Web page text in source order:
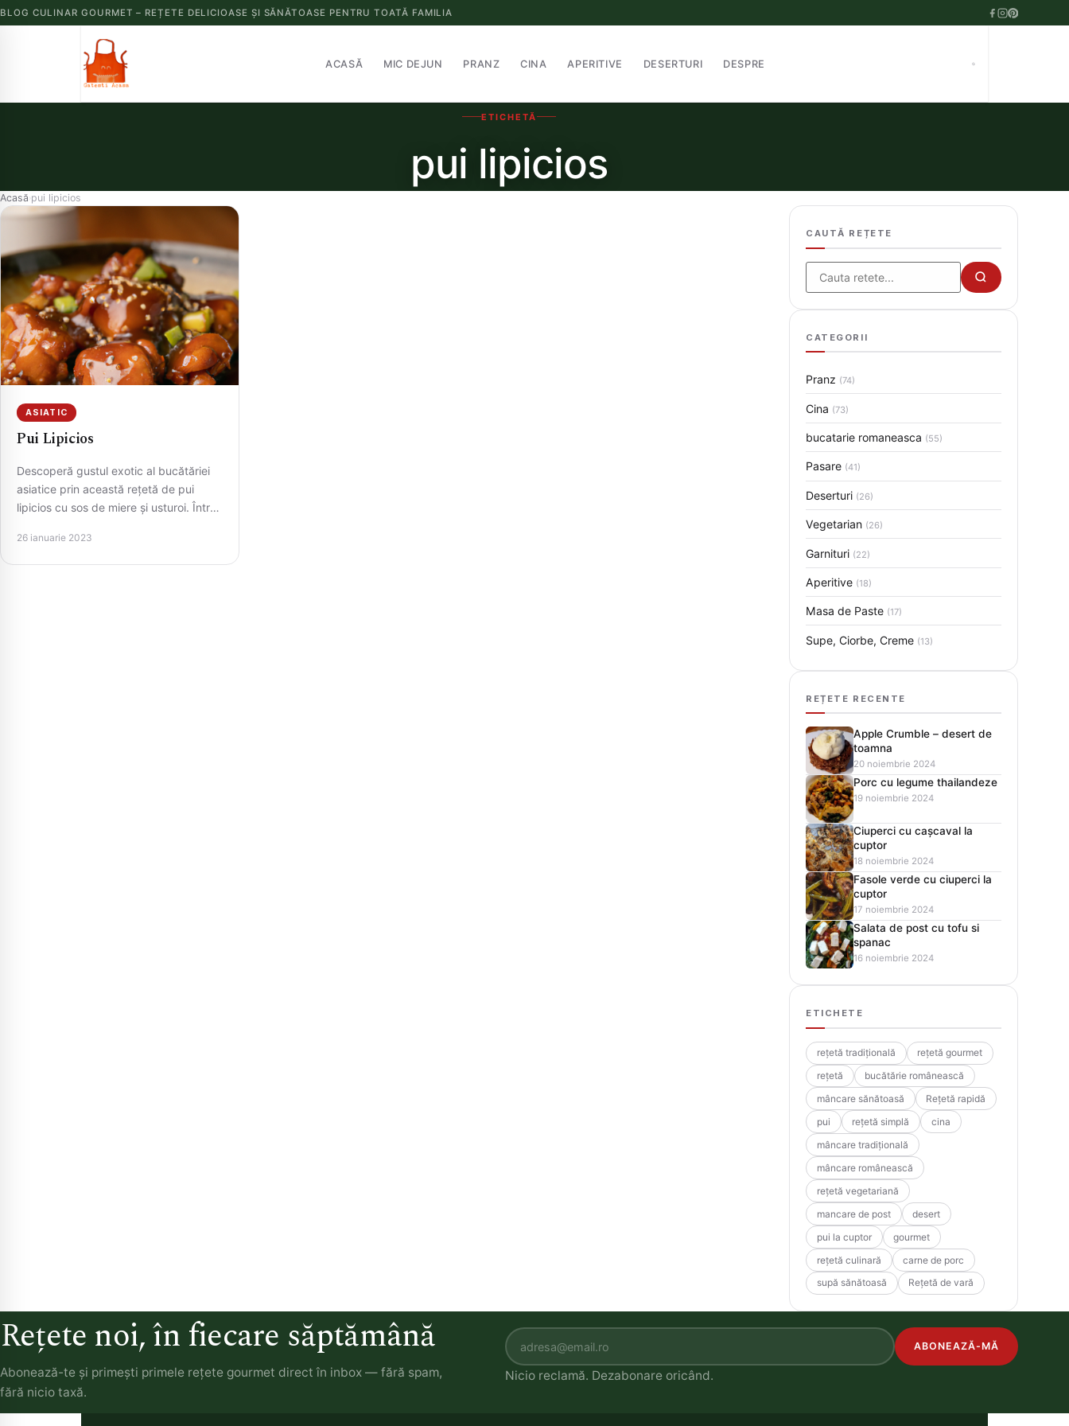
BLOG CULINAR GOURMET – REȚETE DELICIOASE ȘI SĂNĂTOASE PENTRU TOATĂ FAMILIA
ACASĂ MIC DEJUN PRANZ CINA APERITIVE DESERTURI DESPRE
ETICHETĂ
pui lipicios
Acasă›pui lipicios
ASIATIC
Pui Lipicios
Descoperă gustul exotic al bucătăriei
asiatice prin această rețetă de pui
lipicios cu sos de miere și usturoi. Într-
26 ianuarie 2023
CAUTĂ REȚETE
Cauta
CATEGORII
Pranz (74)
Cina (73)
bucatarie romaneasca (55)
Pasare (41)
Deserturi (26)
Vegetarian (26)
Garnituri (22)
Aperitive (18)
Masa de Paste (17)
Supe, Ciorbe, Creme (13)
REȚETE RECENTE
Apple Crumble – desert de
toamna
20 noiembrie 2024
Porc cu legume thailandeze
19 noiembrie 2024
Ciuperci cu cașcaval la
cuptor
18 noiembrie 2024
Fasole verde cu ciuperci la
cuptor
17 noiembrie 2024
Salata de post cu tofu si
spanac
16 noiembrie 2024
ETICHETE
rețetă tradițională
rețetă gourmet
rețetă
bucătărie românească
mâncare sănătoasă
Rețetă rapidă
pui
rețetă simplă
cina
mâncare tradițională
mâncare românească
rețetă vegetariană
mancare de post
desert
pui la cuptor
gourmet
rețetă culinară
carne de porc
supă sănătoasă
Rețetă de vară
Rețete noi, în fiecare săptămână
Abonează-te și primești primele rețete gourmet direct în inbox — fără spam,
fără nicio taxă.
ABONEAZĂ-MĂ
Nicio reclamă. Dezabonare oricând.